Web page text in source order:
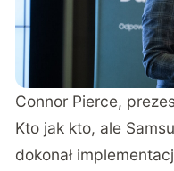
Connor Pierce,
Kto jak kto, ale
dokonał